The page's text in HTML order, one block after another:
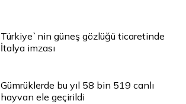
Türkiye`nin güneş gözlüğü ticaretinde
İtalya imzası
Gümrüklerde bu yıl 58 bin 519 canlı
hayvan ele geçirildi